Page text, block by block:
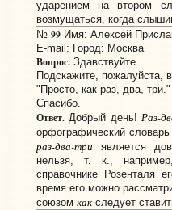
ударением на втором
возмущаться, когда
№ 99Имя: Алексей
E-mail: Город: Москва
Вопрос.Здавствуйте.
Подскажите, пожалуйста,
"Просто, как раз, два, три."
Спасибо.
Ответ.Добрый день!Раз-
орфографический
раз-два-три является
нельзя, т. к.,
справочнике Розенталя
время его можно
союзом какследует